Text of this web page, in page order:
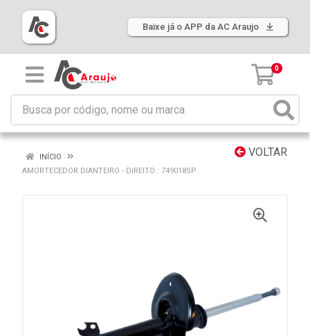
Baixe já o APP da AC Araujo
0
VOLTAR
INÍCIO
AMORTECEDOR DIANTEIRO - DIREITO : 749018SP